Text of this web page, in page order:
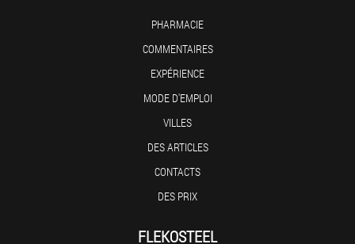
PHARMACIE
COMMENTAIRES
EXPÉRIENCE
MODE D'EMPLOI
VILLES
DES ARTICLES
CONTACTS
DES PRIX
FLEKOSTEEL